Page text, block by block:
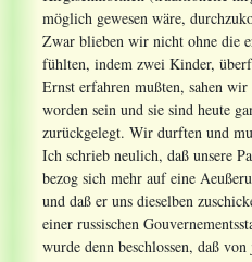
möglich gewesen wäre,
Zwar blieben wir nicht ohne die
fühlten, indem zwei Kinder,
Ernst erfahren mußten, sahen
worden sein und sie sind heute
zurückgelegt. Wir durften und
Ich schrieb neulich, daß unsere
bezog sich mehr auf eine
und daß er uns dieselben
einer russischen
wurde denn beschlossen, daß